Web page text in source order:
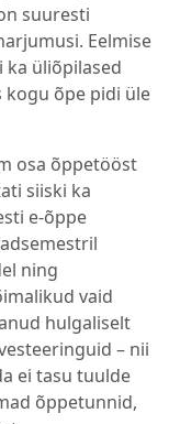
suuresti
Eelmise
ka üliõpilased
kogu õpe pidi üle
osa õppetööst
siiski ka
e-õppe
ning
vaid
hulgaliselt
– nii
ei tasu tuulde
õppetunnid,